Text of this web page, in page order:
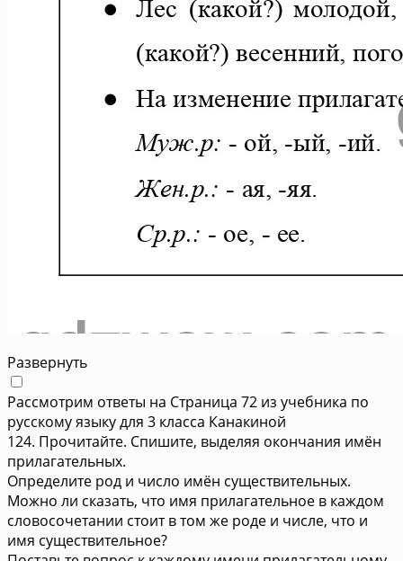
Развернуть
Рассмотрим ответы на Страница 72 из учебника по
русскому языку для 3 класса Канакиной
124. Прочитайте. Спишите, выделяя окончания имён
прилагательных.
Определите род и число имён существительных.
Можно ли сказать, что имя прилагательное в каждом
словосочетании стоит в том же роде и числе, что и
имя существительное?